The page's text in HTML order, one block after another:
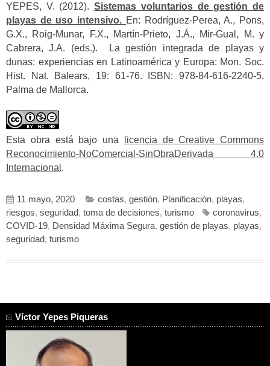
YEPES, V. (2012).Sistemas voluntarios de gestión de
playas de uso intensivo. En: Rodríguez-Perea, A., Pons,
G.X., Roig-Munar, F.X., Martín-Prieto, J.Á., Mir-Gual, M. y
Cabrera, J.A. (eds.). La gestión integrada de playas y
dunas: experiencias en Latinoamérica y Europa: Mon. Soc.
Hist. Nat. Balears, 19: 61-76. ISBN: 978-84-616-2240-5.
Palma de Mallorca.
Esta obra está bajo una
licencia de Creative Commons
Reconocimiento-NoComercial-SinObraDerivada 4.0
Internacional .
11 mayo, 2020 costas, gestión, Planificación, playas,
riesgos, seguridad, toma de decisiones, turismo coronavirus,
COVID-19, Densidad Máxima Segura, gestión de playas, playas,
seguridad, turismo
Víctor Yepes Piqueras